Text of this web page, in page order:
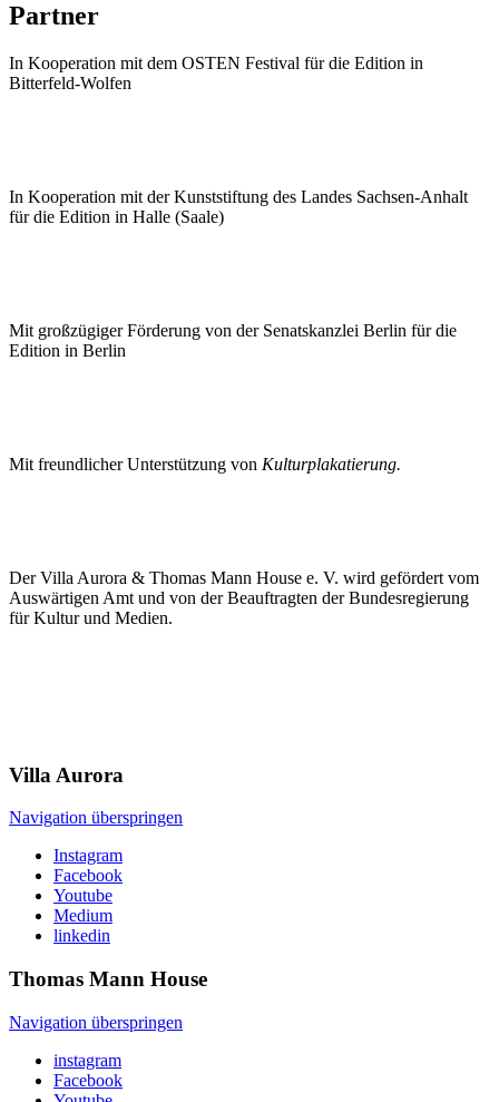
Partner
In Kooperation mit dem OSTEN Festival für die Edition in
Bitterfeld-Wolfen
In Kooperation mit der Kunststiftung des Landes Sachsen-Anhalt
für die Edition in Halle (Saale)
Mit großzügiger Förderung von der Senatskanzlei Berlin für die
Edition in Berlin
Mit freundlicher Unterstützung von Kulturplakatierung.
Der Villa Aurora & Thomas Mann House e. V. wird gefördert vom
Auswärtigen Amt und von der Beauftragten der Bundesregierung
für Kultur und Medien.
Villa Aurora
Navigation überspringen
Instagram
Facebook
Youtube
Medium
linkedin
Thomas Mann House
Navigation überspringen
instagram
Facebook